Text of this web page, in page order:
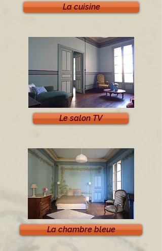
La cuisine
Le salon TV
La chambre bleue